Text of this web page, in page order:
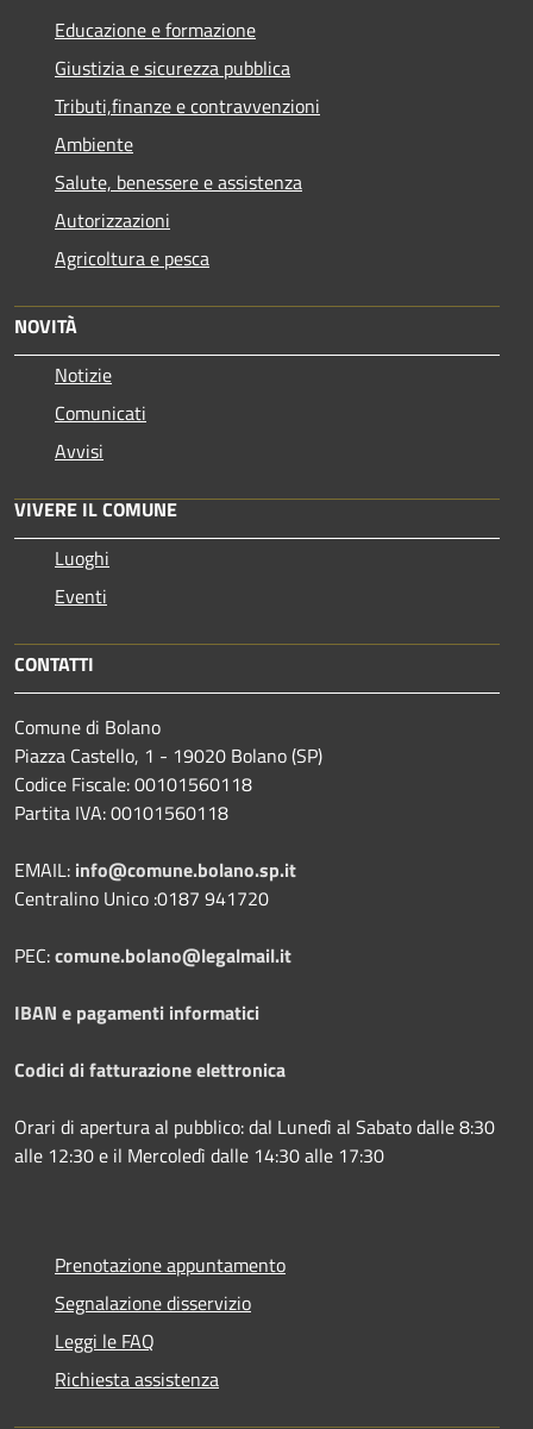
Educazione e formazione
Giustizia e sicurezza pubblica
Tributi,finanze e contravvenzioni
Ambiente
Salute, benessere e assistenza
Autorizzazioni
Agricoltura e pesca
NOVITÀ
Notizie
Comunicati
Avvisi
VIVERE IL COMUNE
Luoghi
Eventi
CONTATTI
Comune di Bolano
Piazza Castello, 1 - 19020 Bolano (SP)
Codice Fiscale: 00101560118
Partita IVA: 00101560118
EMAIL: info@comune.bolano.sp.it
Centralino Unico :0187 941720
PEC:comune.bolano@legalmail.it
IBAN e pagamenti informatici
Codici di fatturazione elettronica
Orari di apertura al pubblico: dal Lunedì al Sabato dalle 8:30
alle 12:30 e il Mercoledì dalle 14:30 alle 17:30
Prenotazione appuntamento
Segnalazione disservizio
Leggi le FAQ
Richiesta assistenza